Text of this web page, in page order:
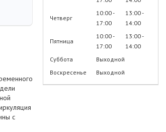
с
Четверг
10:00
17:00
13:00
14:00
Пятница
10:00
17:00
13:00
14:00
Суббота
Выходной
Воскресенье
Выходной